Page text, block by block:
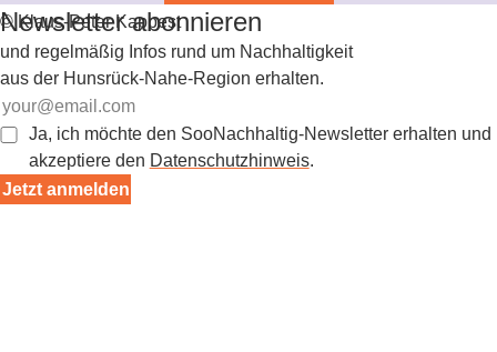
© Klaus-Peter Kappest
Newsletter abonnieren
und regelmäßig Infos rund um Nachhaltigkeit
aus der Hunsrück-Nahe-Region erhalten.
Email-Adresse
Ja, ich möchte den SooNachhaltig-Newsletter erhalten und
akzeptiere den Datenschutzhinweis.
Jetzt anmelden